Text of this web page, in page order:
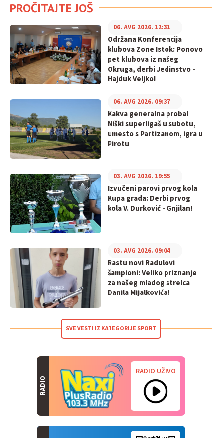
PROČITAJTE JOŠ
Održana Konferencija
klubova Zone Istok: Ponovo
pet klubova iz našeg
Okruga, derbi Jedinstvo -
Hajduk Veljko!
06. AVG 2026. 12:31
Kakva generalna proba!
Niški superligaš u subotu,
umesto s Partizanom, igra u
Pirotu
06. AVG 2026. 09:37
Izvučeni parovi prvog kola
Kupa grada: Derbi prvog
kola V. Durković - Gnjilan!
03. AVG 2026. 19:55
Rastu novi Radulovi
šampioni: Veliko priznanje
za našeg mladog strelca
Danila Mijalkovića!
03. AVG 2026. 09:04
SVE VESTI IZ KATEGORIJE SPORT
RADIO
RADIO UŽIVO